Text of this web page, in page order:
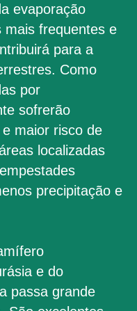
evaporação
mais frequentes e
para a
Como
por
sofrerão
maior risco de
localizadas
precipitação e
e do
passa grande